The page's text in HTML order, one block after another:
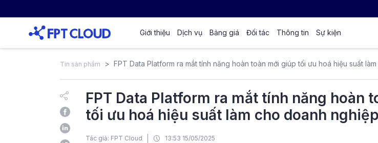
Giới thiệu Dịch vụ Bảng giá Đối tác Thông tin Sự kiện
Tin sản phẩm FPT Data Platform ra mắt tính năng hoàn toàn mới giúp tối ưu hoá hiệu suất
FPT Data Platform ra mắt tính năng hoàn
tối ưu hoá hiệu suất làm cho doanh nghiệp
Tác giả: FPT Cloud 13:53 15/05/2025